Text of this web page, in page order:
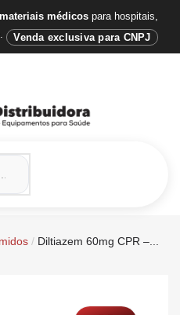
materiais médicospara hospitais,
Venda exclusiva para CNPJ
/ Diltiazem 60mg CPR –...